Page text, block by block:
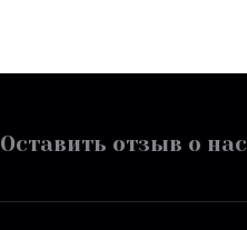
Оставить отзыв о нас